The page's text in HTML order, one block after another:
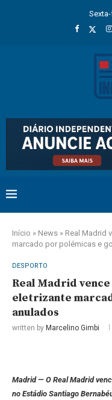
Início » News » Real Madrid
marcado por polémicas e
DESPORTO
Real Madrid
eletrizante
anulados
written by Marcelino Gimbi
Madrid — O Real Madrid
no Estádio Santiago